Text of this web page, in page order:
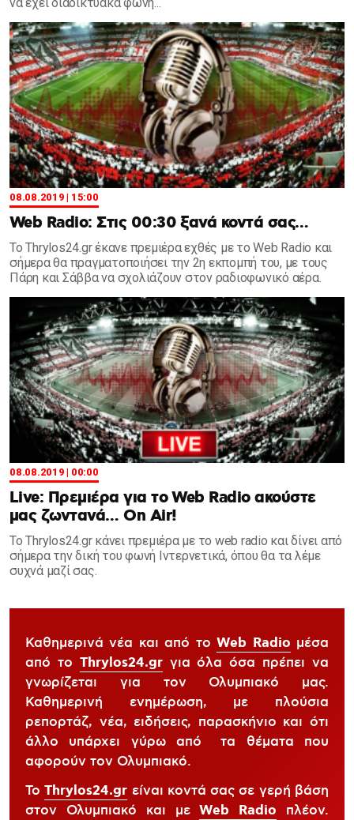
08.08.2019 | 15:00
Web Radio: Στις 00:30 ξανά κοντά σας…
Το Thrylos24.gr έκανε πρεμιέρα εχθές με το Web Radio και
σήμερα θα πραγματοποιήσει την 2η εκπομπή του, με τους
Πάρη και Σάββα να σχολιάζουν στον ραδιοφωνικό αέρα.
08.08.2019 | 00:00
Live: Πρεμιέρα για το Web Radio ακούστε
μας ζωντανά… On Air!
To Thrylos24.gr κάνει πρεμιέρα με το web radio και δίνει από
σήμερα την δική του φωνή Ιντερνετικά, όπου θα τα λέμε
συχνά μαζί σας.
Καθημερινά νέα και από τοWeb Radio μέσα
από το Thrylos24.grγια όλα όσα πρέπει να
γνωρίζεται για τον Ολυμπιακό μας.
Καθημερινή ενημέρωση, με πλούσια
ρεπορτάζ, νέα, ειδήσεις, παρασκήνιο και ότι
άλλο υπάρχει γύρω από τα θέματα που
αφορούν τον Ολυμπιακό.
ΤοThrylos24.gr είναι κοντά σας σε γερή βάση
στον Ολυμπιακό και μεWeb Radio πλέον.